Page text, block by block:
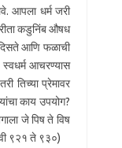
आपला धर्म जरी
कडुनिंब औषध
आणि फळाची
आचरण्यास
तिच्या प्रेमावर
काय उपयोग?
जे पिष ते विष
९२१ ते ९३०)